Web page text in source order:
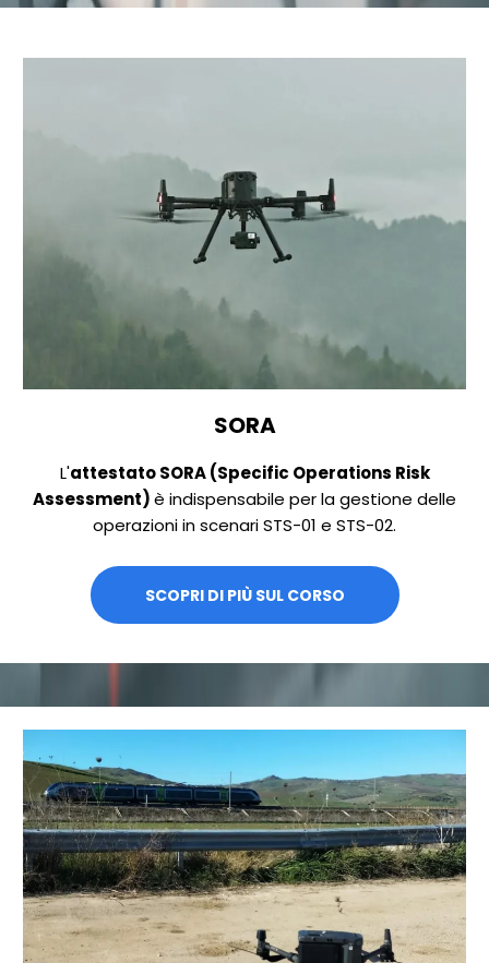
SORA
L'attestato SORA (Specific Operations Risk
Assessment)è indispensabile per la gestione delle
operazioni in scenari STS-01 e STS-02.
SCOPRI DI PIÙ SUL CORSO